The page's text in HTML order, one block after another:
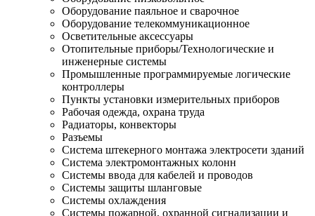
Оборудование паяльное и сварочное
Оборудование телекоммуникационное
Осветительные аксессуары
Отопительные приборы/Технологические и
инженерные системы
Промышленные программируемые логические
контроллеры
Пункты установки измерительных приборов
Рабочая одежда, охрана труда
Радиаторы, конвекторы
Разъемы
Система штекерного монтажа электросети зданий
Система электромонтажных колонн
Системы ввода для кабелей и проводов
Системы защиты шланговые
Системы охлаждения
Системы пожарной, охранной сигнализации и